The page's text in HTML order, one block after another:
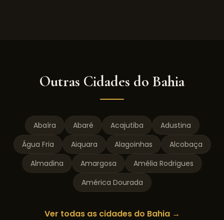
Outras Cidades do Bahia
Abaíra Abaré Acajutiba
Adustina
Água Fria
Aiquara Alagoinhas
Alcobaça
Almadina
Amargosa
Amélia Rodrigues
América Dourada
Ver todas as cidades do Bahia→